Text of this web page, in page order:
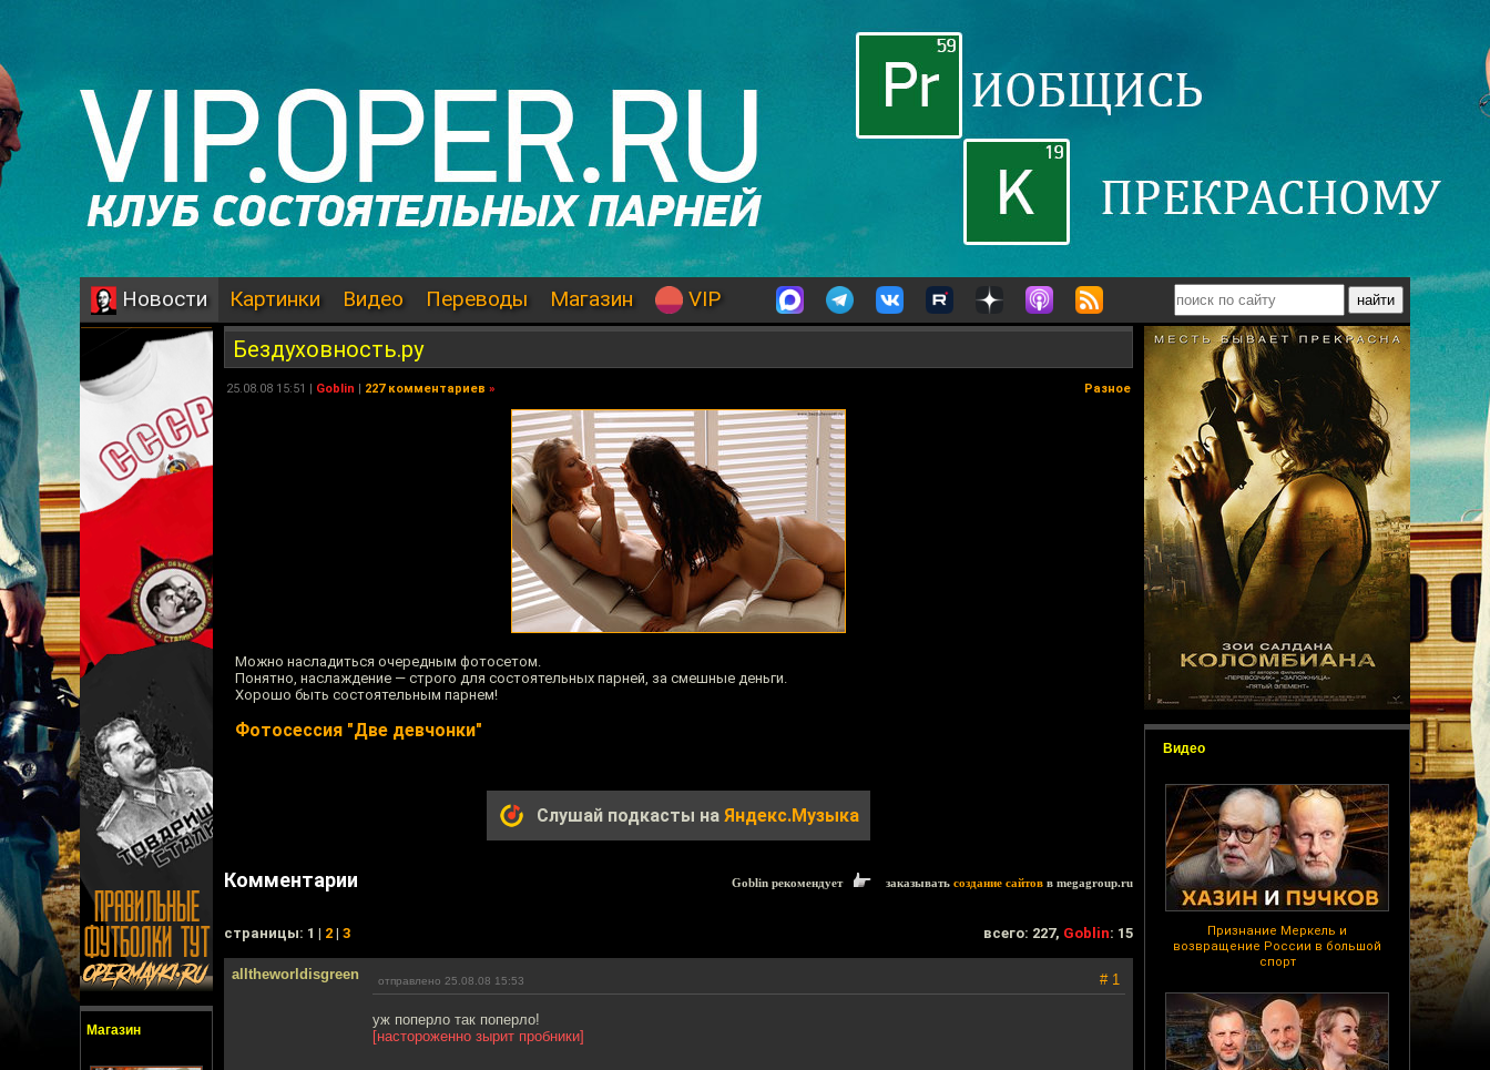
Новости Картинки Видео Переводы Магазин VIP
Магазин
Видео
Признание Меркель и
возвращение России в большой
спорт
Бездуховность.ру
25.08.08 15:51 | Goblin | 227 комментариев » Разное
Можно насладиться очередным фотосетом.
Понятно, наслаждение — строго для состоятельных парней, за смешные деньги.
Хорошо быть состоятельным парнем!
Фотосессия "Две девчонки"
Слушай подкасты на Яндекс.Музыка
Комментарии Goblin рекомендует заказывать создание сайтов в megagroup.ru
cтраницы: 1 | 2 | 3 всего: 227, Goblin: 15
alltheworldisgreen отправлено 25.08.08 15:53 # 1
уж поперло так поперло!
[настороженно зырит пробники]